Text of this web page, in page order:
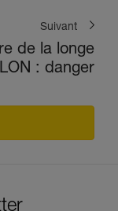
Suivant
de la longe
: danger